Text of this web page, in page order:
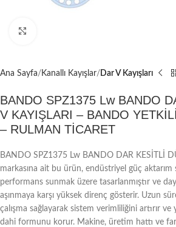
Ana Sayfa Kanallı Kayışlar Dar V Kayışları
BANDO SPZ1375 Lw BANDO
V KAYIŞLARI – BANDO
– RULMAN TİCARET
BANDO SPZ1375 Lw BANDO DAR KESİTLİ
markasına ait bu ürün, endüstriyel güç
performans sunmak üzere tasarlanmıştır ve
aşınmaya karşı yüksek direnç gösterir. Uzun
çalışma sağlayarak sistem verimliliğini artırır ve
dahi formunu korur. Makine, üretim hattı ve